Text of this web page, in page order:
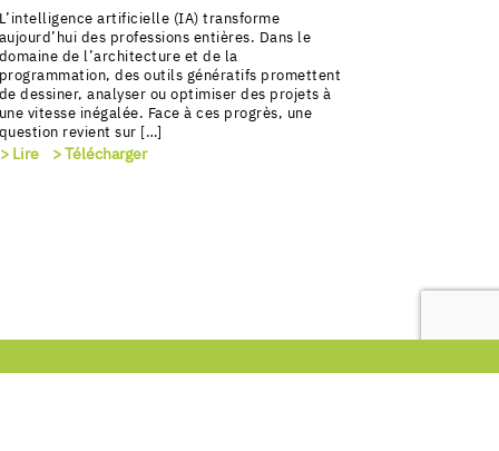
L’intelligence artificielle (IA) transforme
aujourd’hui des professions entières. Dans le
domaine de l’architecture et de la
programmation, des outils génératifs promettent
de dessiner, analyser ou optimiser des projets à
une vitesse inégalée. Face à ces progrès, une
question revient sur […]
> Lire > Télécharger